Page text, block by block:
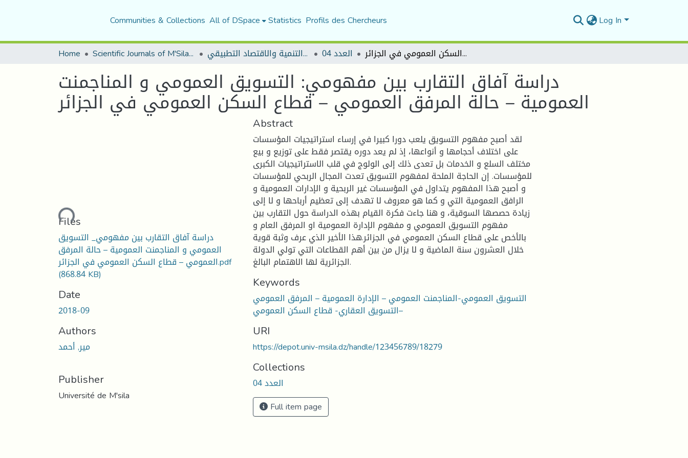
Communities & Collections All of DSpace Statistics Profils des Chercheurs Log In
Home Scientific Journals of M'Sila University مجلة التنمية والاقتصاد التطبيقي العدد 04 دراسة آفاق التقارب بين مفهومي: التسويق العمومي و المناجمنت العمومية – حالة المرفق العمومي – قطاع السكن العمومي في الجزائر
دراسة آفاق التقارب بين مفهومي: التسويق العمومي و المناجمنت
العمومية – حالة المرفق العمومي – قطاع السكن العمومي في الجزائر
Loading...
Files
دراسة آفاق التقارب بين مفهومي_ التسويق
العمومي و المناجمنت العمومية – حالة المرفق
العمومي – قطاع السكن العمومي في الجزائر.pdf
(868.84 KB)
Date
2018-09
Authors
مير, أحمد
Publisher
Université de M'sila
Abstract
لقد أصبح مفهوم التسويق يلعب دورا كبيرا في إرساء استراتيجيات المؤسسات
على اختلاف أحجامها و أنواعها، إذ لم يعد دوره يقتصر فقط على توزيع و بيع
مختلف السلع و الخدمات بل تعدى ذلك إلى الولوج في قلب الاستراتيجيات الكبرى
للمؤسسات. إن الحاجة الملحة لمفهوم التسويق تعدت المجال الربحي للمؤسسات
و أصبح هذا المفهوم يتداول في المؤسسات غير الربحية و الإدارات العمومية و
الرافق العمومية التي و كما هو معروف لا تهدف إلى تعظيم أرباحها و لا إلى
زيادة حصصها السوقية، و هنا جاءت فكرة القيام بهذه الدراسة حول التقارب بين
مفهوم التسويق العمومي و مفهوم الإدارة العمومية او المرفق العام و
بالأخص على قطاع السكن العمومي في الجزائر.هذا الأخير الذي عرف وثبة قوية
خلال العشرون سنة الماضية و لا يزال من بين أهم القطاعات التي تولي الدولة
الجزائرية لها الاهتمام البالغ.
Keywords
التسويق العمومي-المناجمنت العمومي – الإدارة العمومية – المرفق العمومي
–التسويق العقاري- قطاع السكن العمومي
URI
https://depot.univ-msila.dz/handle/123456789/18279
Collections
العدد 04
Full item page